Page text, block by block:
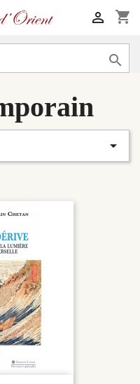
shopping_cart


